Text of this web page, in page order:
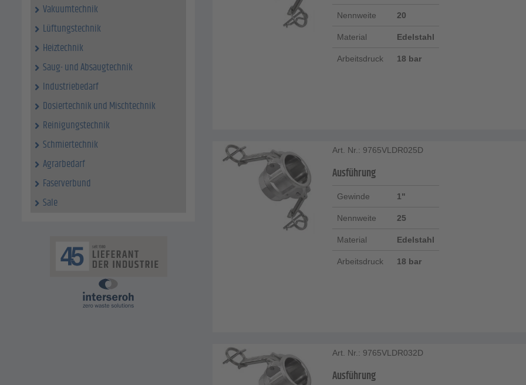
Vakuumtechnik
Lüftungstechnik
Heiztechnik
Saug- und Absaugtechnik
Industriebedarf
Dosiertechnik und Mischtechnik
Reinigungstechnik
Schmiertechnik
Agrarbedarf
Faserverbund
Sale
Nennweite 20
Material Edelstahl
Arbeitsdruck 18 bar
Art. Nr.: 9765VLDR025D
Ausführung
Gewinde 1"
Nennweite 25
Material Edelstahl
Arbeitsdruck 18 bar
Art. Nr.: 9765VLDR032D
Ausführung